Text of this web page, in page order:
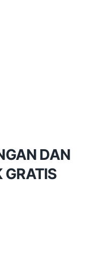
DAN
GRATIS